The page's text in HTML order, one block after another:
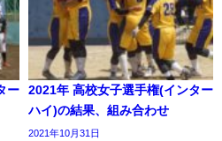
ー
2021年 高校女子選手権(インター
ハイ)の結果、組み合わせ
2021年10月31日